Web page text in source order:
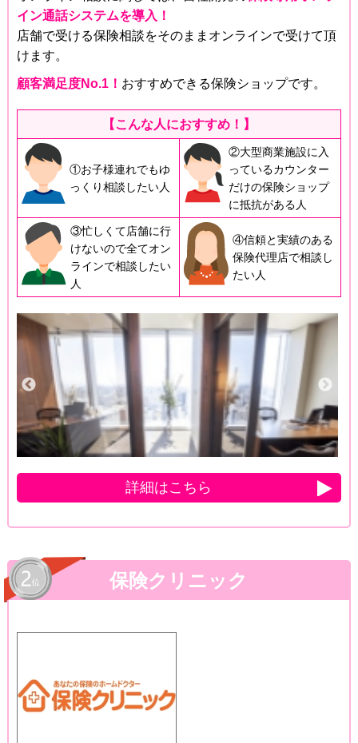
イン通話システムを導入！
店舗で受ける保険相談をそのままオンラインで受けて頂
けます。
顧客満足度No.1！ おすすめできる保険ショップです。
【こんな人におすすめ！】
①お子様連れでもゆ
っくり相談したい人
②大型商業施設に入
っているカウンター
だけの保険ショップ
に抵抗がある人
③忙しくて店舗に行
けないので全てオン
ラインで相談したい
人
④信頼と実績のある
保険代理店で相談し
たい人
詳細はこちら
保険クリニック